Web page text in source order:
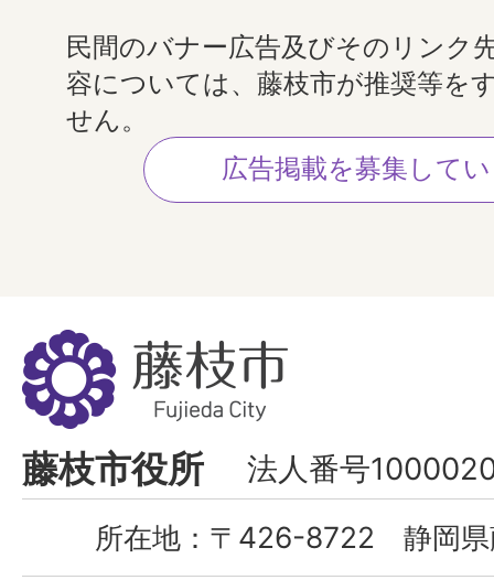
民間のバナー広告及びそのリンク
容については、藤枝市が推奨等を
せん。
広告掲載を募集して
藤
枝
市
Fujieda
City
藤枝市役所 法人番号
所在地： 〒426-8722 静岡県